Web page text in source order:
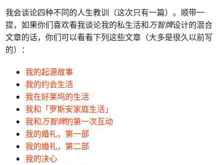
我会谈论四种不同的人生教训（这次只有一篇）。顺带一
提，如果你们喜欢看我谈论我的私生活和万智牌设计的混合
文章的话，你们可以看看下列这些文章（大多是很久以前写
的）：
我的起源故事
我的约会生活
我在好莱坞的生活
我和「罗斯安家庭生活」
我和万智牌的第一次互动
我的婚礼，第一部
我的婚礼，第二部
我的决心